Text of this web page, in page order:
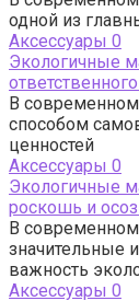
одной из
Аксессуары 0
Экологичные
В
способом
ценностей
Аксессуары 0
Экологичные
роскошь и
В
значительные
важность
Аксессуары 0